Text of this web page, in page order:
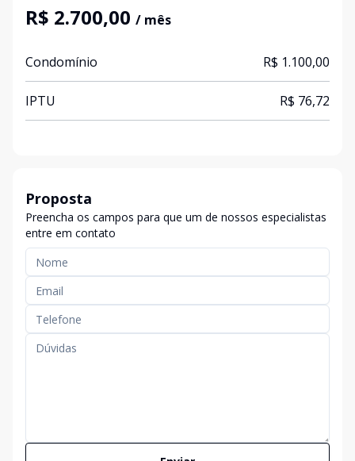
R$ 2.700,00 / mês
Condomínio R$ 1.100,00
IPTU R$ 76,72
Proposta
Preencha os campos para que um de nossos especialistas
entre em contato